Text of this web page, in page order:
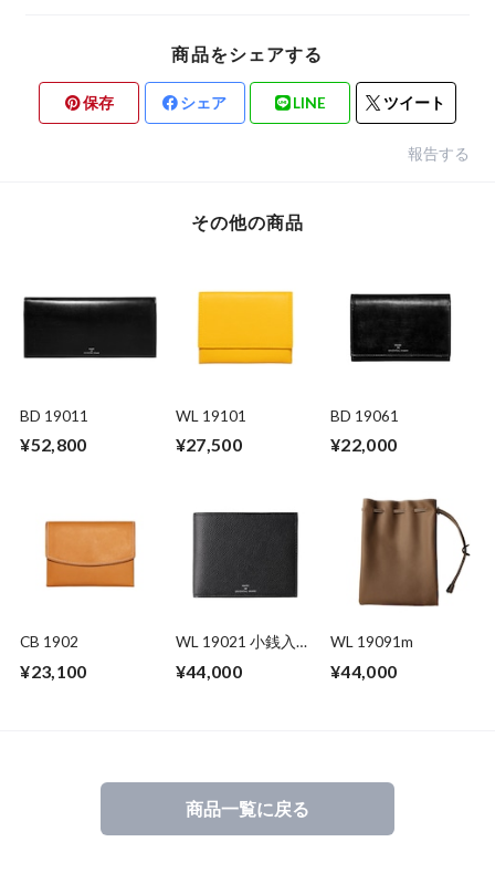
商品をシェアする
保存 シェア LINE ツイート
報告する
その他の商品
BD 19011
¥52,800
WL 19101
¥27,500
BD 19061
¥22,000
CB 1902
¥23,100
WL 19021 小銭入れ
¥44,000
WL 19091m
¥44,000
商品一覧に戻る